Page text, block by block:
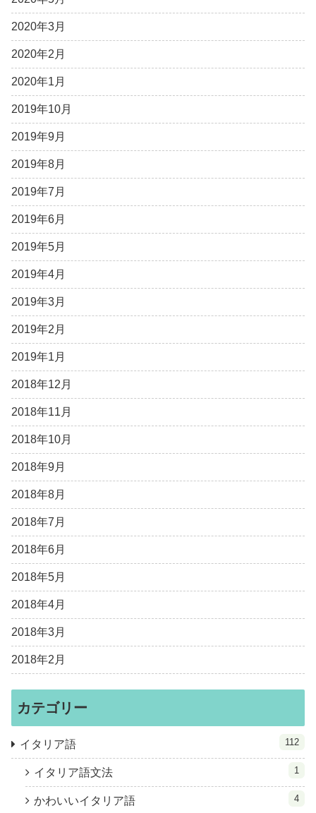
2020年3月
2020年2月
2020年1月
2019年10月
2019年9月
2019年8月
2019年7月
2019年6月
2019年5月
2019年4月
2019年3月
2019年2月
2019年1月
2018年12月
2018年11月
2018年10月
2018年9月
2018年8月
2018年7月
2018年6月
2018年5月
2018年4月
2018年3月
2018年2月
カテゴリー
イタリア語 112
イタリア語文法 1
かわいいイタリア語 4